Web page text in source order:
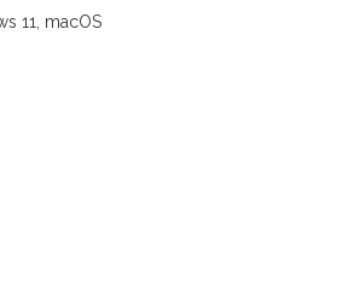
11, macOS